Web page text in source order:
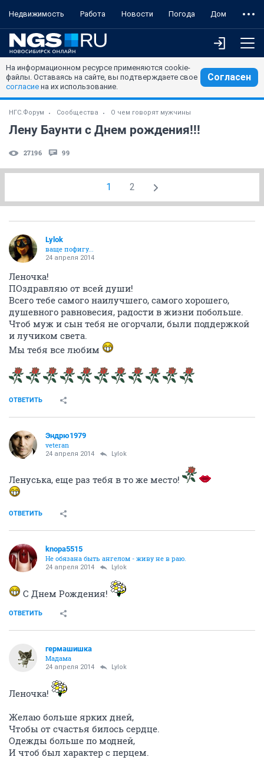
Недвижимость Работа Новости Погода Дом
На информационном ресурсе применяются cookie-
файлы. Оставаясь на сайте, вы подтверждаете свое
согласие на их использование.
Согласен
НГС.Форум Сообщества О чем говорят мужчины
Лену Баунти с Днем рождения!!!
27196 99
1 2
Lylok
ваще пофигу...
24 апреля 2014
Леночка!
ПОздравляю от всей души!
Всего тебе самого наилучшего, самого хорошего,
душевного равновесия, радости в жизни побольше.
Чтоб муж и сын тебя не огорчали, были поддержкой
и лучиком света.
Мы тебя все любим
ОТВЕТИТЬ
Эндрю1979
veteran
24 апреля 2014 Lylok
Ленуська, еще раз тебя в то же место!
ОТВЕТИТЬ
knopa5515
Не обязана быть ангелом - живу не в раю.
24 апреля 2014 Lylok
С Днем Рождения!
ОТВЕТИТЬ
гермашишка
Мадама
24 апреля 2014 Lylok
Леночка!
Желаю больше ярких дней,
Чтобы от счастья билось сердце.
Одежды больше по модней,
И чтоб был характер с перцем.